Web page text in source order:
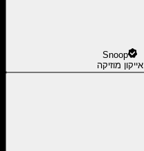
Snoop
אייקון מוזיקה